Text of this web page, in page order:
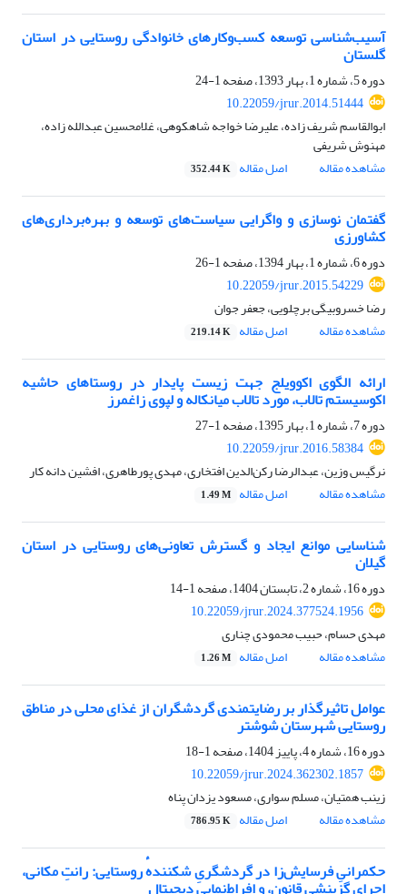
آسیب‌شناسی توسعه کسب‌وکارهای خانوادگی روستایی در استان
گلستان
دوره 5، شماره 1، بهار 1393، صفحه
1-24
10.22059/jrur.2014.51444
ابوالقاسم شریف زاده، علیرضا خواجه شاهکوهی، غلامحسین عبدالله زاده،
مهنوش شریفی
مشاهده مقاله
اصل مقاله 352.44 K
گفتمان نوسازی و واگرایی سیاست‌های توسعه و بهره‌برداری‌های
کشاورزی
دوره 6، شماره 1، بهار 1394، صفحه
1-26
10.22059/jrur.2015.54229
رضا خسروبیگی برچلویی، جعفر جوان
مشاهده مقاله
اصل مقاله 219.14 K
ارائه الگوی اکوویلج جهت زیست پایدار در روستاهای حاشیه
اکوسیستم تالاب، مورد تالاب میانکاله و لپوی زاغمرز
دوره 7، شماره 1، بهار 1395، صفحه
1-27
10.22059/jrur.2016.58384
نرگیس وزین، عبدالرضا رکن‌الدین افتخاری، مهدی پورطاهری، افشین دانه کار
مشاهده مقاله
اصل مقاله 1.49 M
شناسایی موانع ایجاد و گسترش تعاونی‌های روستایی در استان
گیلان
دوره 16، شماره 2، تابستان 1404، صفحه
1-14
10.22059/jrur.2024.377524.1956
مهدی حسام، حبیب محمودی چناری
مشاهده مقاله
اصل مقاله 1.26 M
عوامل تاثیرگذار بر رضایتمندی گردشگران از غذای محلی در مناطق
روستایی شهرستان شوشتر
دوره 16، شماره 4، پاییز 1404، صفحه
1-18
10.22059/jrur.2024.362302.1857
زینب همتیان، مسلم سواری، مسعود یزدان پناه
مشاهده مقاله
اصل مقاله 786.95 K
حکمرانیِ فرسایش‌زا در گردشگریِ شکنندهٔ روستایی: رانتِ مکانی،